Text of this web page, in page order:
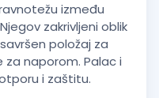
između
zakrivljeni oblik
položaj za
naporom. Palac i
i zaštitu.